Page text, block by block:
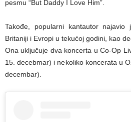
pesmu “But Daddy I Love Him”.
Takođe, popularni kantautor
Britaniji i Evropi u tekućoj godini, kao
Ona uključuje dva koncerta u Co-Op
15. decebmar) i nekoliko koncerata u
decembar).